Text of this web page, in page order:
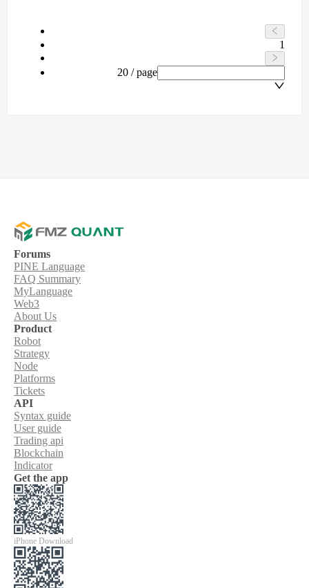
1
20 / page
Forums
PINE Language
FAQ Summary
MyLanguage
Web3
About Us
Product
Robot
Strategy
Node
Platforms
Tickets
API
Syntax guide
User guide
Trading api
Blockchain
Indicator
Get the app
iPhone Download